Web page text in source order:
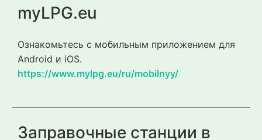
myLPG.eu
Ознакомьтесь с мобильным приложением для
Android и iOS.
https://www.mylpg.eu/ru/mobilnyy/
Заправочные станции в